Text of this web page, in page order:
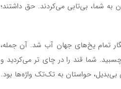
شما، بی‌تابی می‌کردند. حق داشتند؛
تمام یخ‌های جهان آب شد. آن جمله،
شما قند را در چای تر می‌کردید و
بی‌بدیل، حواستان به تک‌تک واژه‌ها بود.